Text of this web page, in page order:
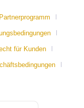
Partnerprogramm
für Kunden